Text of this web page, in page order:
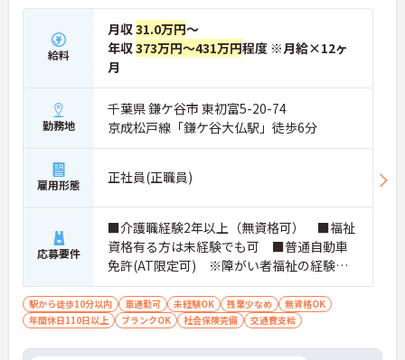
給料
月収31.0万円～
年収373万円～431万円程度 ※月給×12ヶ
月
勤務地
千葉県 鎌ケ谷市 東初富5-20-74
京成松戸線「鎌ケ谷大仏駅」徒歩6分
雇用形態 正社員(正職員)
応募要件
■介護職経験2年以上（無資格可） ■福祉
資格有る方は未経験でも可 ■普通自動車
免許(AT限定可) ※障がい者福祉の経験は
不問です。※実務経験2年以上の方、障がい
者福祉に関する経験をお持ちの方大歓迎
駅から徒歩10分以内 車通勤可 未経験OK 残業少なめ
無資格OK
年間休日110日以上
ブランクOK 社会保険完備 交通費支給